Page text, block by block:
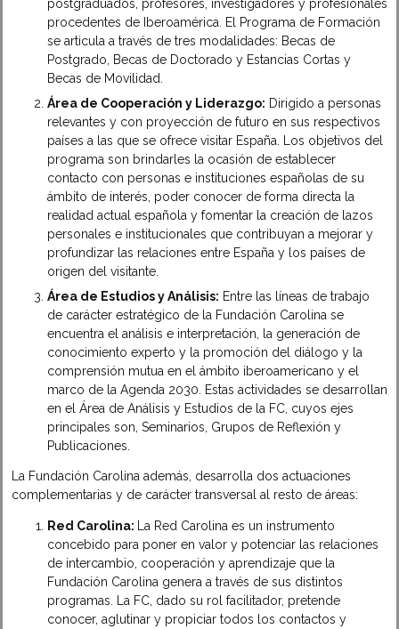
postgraduados, profesores, investigadores y profesionales
procedentes de Iberoamérica. El Programa de Formación
se articula a través de tres modalidades: Becas de
Postgrado, Becas de Doctorado y Estancias Cortas y
Becas de Movilidad.
Área de Cooperación y Liderazgo: Dirigido a personas
relevantes y con proyección de futuro en sus respectivos
países a las que se ofrece visitar España. Los objetivos del
programa son brindarles la ocasión de establecer
contacto con personas e instituciones españolas de su
ámbito de interés, poder conocer de forma directa la
realidad actual española y fomentar la creación de lazos
personales e institucionales que contribuyan a mejorar y
profundizar las relaciones entre España y los países de
origen del visitante.
Área de Estudios y Análisis: Entre las líneas de trabajo
de carácter estratégico de la Fundación Carolina se
encuentra el análisis e interpretación, la generación de
conocimiento experto y la promoción del diálogo y la
comprensión mutua en el ámbito iberoamericano y el
marco de la Agenda 2030. Estas actividades se desarrollan
en el Área de Análisis y Estudios de la FC, cuyos ejes
principales son, Seminarios, Grupos de Reflexión y
Publicaciones.
La Fundación Carolina además, desarrolla dos actuaciones
complementarias y de carácter transversal al resto de áreas:
Red Carolina:
La Red Carolina es un instrumento
concebido para poner en valor y potenciar las relaciones
de intercambio, cooperación y aprendizaje que la
Fundación Carolina genera a través de sus distintos
programas. La FC, dado su rol facilitador, pretende
conocer, aglutinar y propiciar todos los contactos y